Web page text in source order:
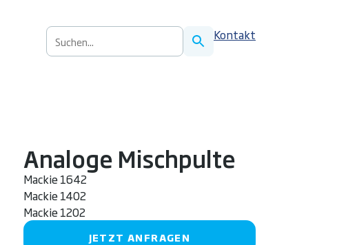
S
u
c
h
:
Kontakt
Analoge Mischpulte
Mackie 1642
Mackie 1402
Mackie 1202
JETZT ANFRAGEN